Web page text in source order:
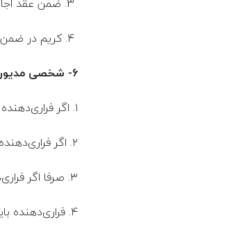
۶- شخصی مدیون را از تحت اقتدار ذی‌حق فراری می‌دهد. کدام مورد صحیح است؟
١. اگر فراری‌دهنده کودک یا دیوانه باشد، مسئول نیست.
۲. اگر فراری‌دهنده سفیه باشد، مسئول است.
۳. صرفا اگر فراری‌دهنده دارای اهلیت استیفاء باشد، در قبال ذیحق مسئول است.
۴. فراری‌دهنده باید الزاماً دارای اهلیت باشد و مدیون نیز به فرار رضایت دهد، تا مسئول شناخته شود.